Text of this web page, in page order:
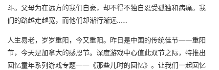
斗。父母为在远方的我们自豪，却不得不独自忍受孤独和病痛。我
们的路越走越宽，而他们却渐行渐远……
人生易老，岁岁重阳，今又重阳。昨日是中国的传统佳节——重阳
节，今天是加拿大的感恩节。深度游戏中心值此双节之际，特推出
回忆童年系列游戏专题——《那些儿时的回忆》。让我们一起回忆